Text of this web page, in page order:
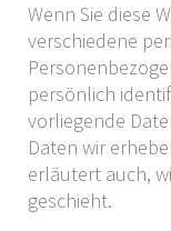
Wenn Sie diese
verschiedene
persönlich
vorliegende
Daten wir
erläutert auch,
geschieht.